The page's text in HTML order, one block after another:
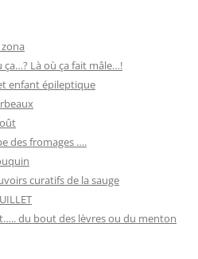
ça…? Là où ça fait mâle…!
enfant épileptique
des fromages ….
curatifs de la sauge
du bout des lèvres ou du menton